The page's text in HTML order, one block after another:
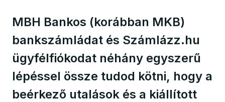
MBH Bankos (korábban MKB)
bankszámládat és Számlázz.hu
ügyfélfiókodat néhány egyszerű
lépéssel össze tudod kötni, hogy a
beérkező utalások és a kiállított